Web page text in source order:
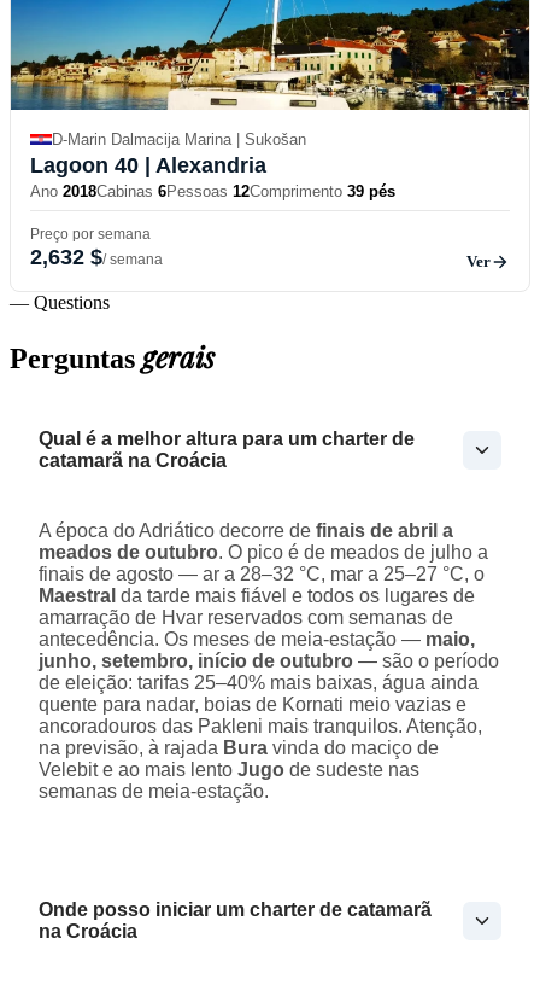
D-Marin Dalmacija Marina | Sukošan
Lagoon 40 | Alexandria
Ano 2018Cabinas 6Pessoas 12Comprimento 39 pés
Preço por semana
2,632 $/ semana Ver
— Questions
Perguntasgerais
Qual é a melhor altura para um charter de
catamarã na Croácia
A época do Adriático decorre de finais de abril a
meados de outubro. O pico é de meados de julho a
finais de agosto — ar a 28–32 °C, mar a 25–27 °C, o
Maestral da tarde mais fiável e todos os lugares de
amarração de Hvar reservados com semanas de
antecedência. Os meses de meia-estação — maio,
junho, setembro, início de outubro — são o período
de eleição: tarifas 25–40% mais baixas, água ainda
quente para nadar, boias de Kornati meio vazias e
ancoradouros das Pakleni mais tranquilos. Atenção,
na previsão, à rajada Bura vinda do maciço de
Velebit e ao mais lento Jugo de sudeste nas
semanas de meia-estação.
Onde posso iniciar um charter de catamarã
na Croácia